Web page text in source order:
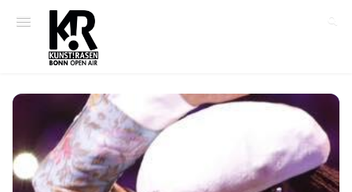
T-Shirt bestellen
Gutscheine
Mein Konto